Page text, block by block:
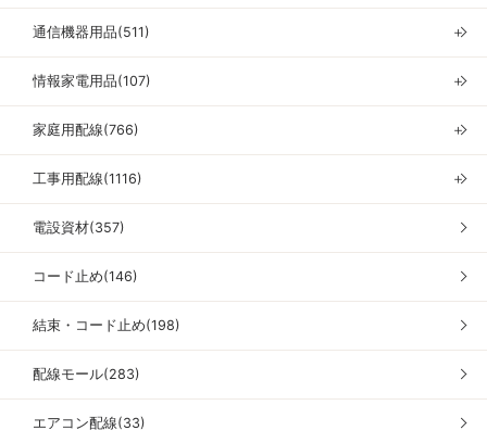
通信機器用品(511) ＋
情報家電用品(107) ＋
家庭用配線(766) ＋
工事用配線(1116) ＋
電設資材(357)
コード止め(146)
結束・コード止め(198)
配線モール(283)
エアコン配線(33)